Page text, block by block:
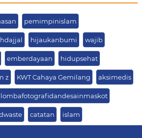
pemimpinislam
hijaukanbumi wajib
emberdayaan hidupsehat
z KWT Cahaya Gemilang aksimedis
lombafotografidandesainmaskot
catatan islam